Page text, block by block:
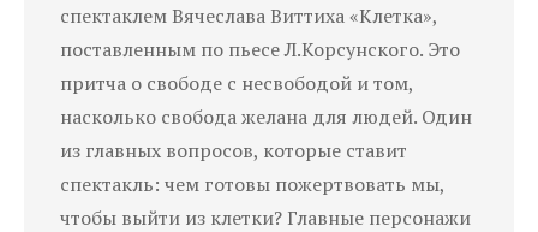
спектаклем Вячеслава Виттиха «Клетка»,
поставленным по пьесе Л.Корсунского. Это
притча о свободе с несвободой и том,
насколько свобода желана для людей. Один
из главных вопросов, которые ставит
спектакль: чем готовы пожертвовать мы,
чтобы выйти из клетки? Главные персонажи